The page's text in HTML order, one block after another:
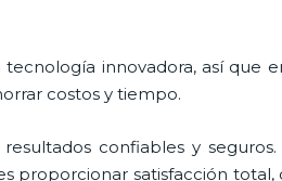
innovadora, así que
costos y tiempo.
confiables y
proporcionar satisfacción